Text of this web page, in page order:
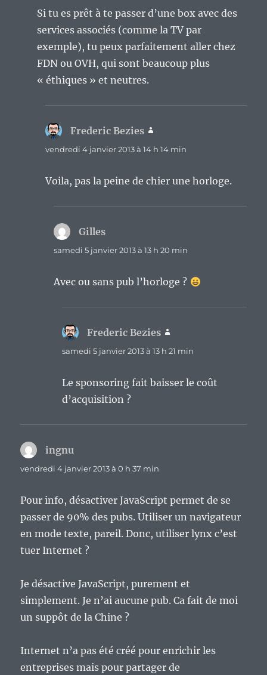
Si tu es prêt à te passer d’une box avec des
services associés (comme la TV par
exemple), tu peux parfaitement aller chez
FDN ou OVH, qui sont beaucoup plus
« éthiques » et neutres.
Frederic Bezies
vendredi 4 janvier 2013 à 14 h 14 min
Voila, pas la peine de chier une horloge.
Gilles
samedi 5 janvier 2013 à 13 h 20 min
Avec ou sans pub l’horloge ?
Frederic Bezies
samedi 5 janvier 2013 à 13 h 21 min
Le sponsoring fait baisser le coût
d’acquisition ?
ingnu
vendredi 4 janvier 2013 à 0 h 37 min
Pour info, désactiver JavaScript permet de se
passer de 90% des pubs. Utiliser un navigateur
en mode texte, pareil. Donc, utiliser lynx c’est
tuer Internet ?
Je désactive JavaScript, purement et
simplement. Je n’ai aucune pub. Ca fait de moi
un suppôt de la Chine ?
Internet n’a pas été créé pour enrichir les
entreprises mais pour partager de